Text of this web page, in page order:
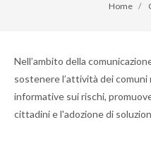
Home
Nell’ambito della
sostenere l’attività dei comuni
informative sui rischi,
cittadini e l'adozione di